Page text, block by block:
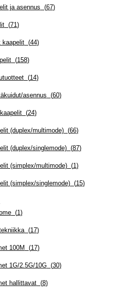
ja asennus (67)
(71)
kaapelit(44)
(158)
(14)
asennus (60)
(24)
(duplex/multimode)(66)
(duplex/singlemode)(87)
(simplex/multimode)(1)
(simplex/singlemode)(15)
(1)
(17)
100M (17)
1G/2.5G/10G(30)
hallittavat(8)